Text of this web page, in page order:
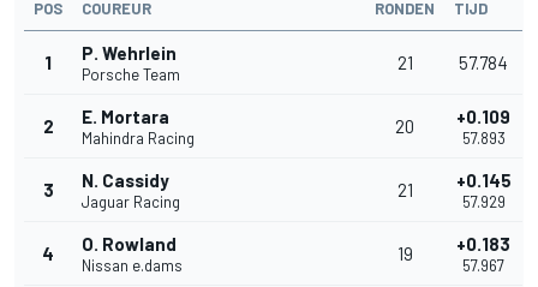
POS COUREUR RONDEN TIJD
1 P. Wehrlein
Porsche Team
21 57.784
2 E. Mortara
Mahindra Racing
20 +0.109
57.893
3 N. Cassidy
Jaguar Racing
21 +0.145
57.929
4 O. Rowland
Nissan e.dams
19 +0.183
57.967